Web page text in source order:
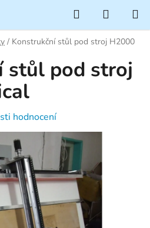
Hledat
KOŠÍK
/ Konstrukční stůl pod stroj H2000
stůl pod stroj
hodnocení